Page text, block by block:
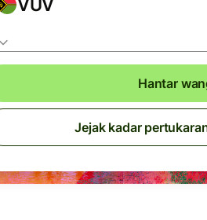
VUV
Hantar
Jejak kadar